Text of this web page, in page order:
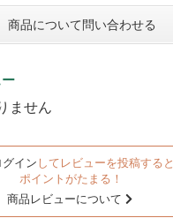
商品について問い合わせる
ません
イン してレビューを投稿すると
ポイントがたまる！
商品レビューについて